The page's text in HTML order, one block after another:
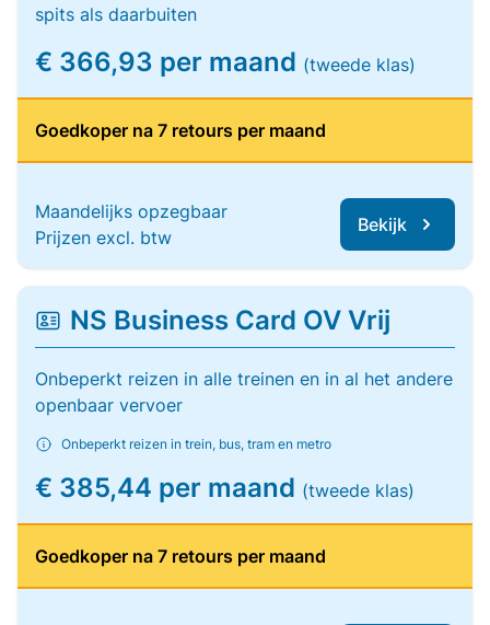
spits als daarbuiten
€ 366,93 per maand (tweede klas)
Goedkoper na 7 retours per maand
Maandelijks opzegbaar
Prijzen excl. btw
Bekijk
NS Business Card OV Vrij
Onbeperkt reizen in alle treinen en in al het andere
openbaar vervoer
Onbeperkt reizen in trein, bus, tram en metro
€ 385,44 per maand (tweede klas)
Goedkoper na 7 retours per maand